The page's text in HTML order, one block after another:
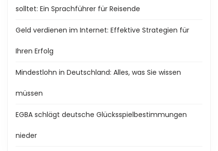
solltet: Ein Sprachführer für Reisende
Geld verdienen im Internet: Effektive Strategien für
Ihren Erfolg
Mindestlohn in Deutschland: Alles, was Sie wissen
müssen
EGBA schlägt deutsche Glücksspielbestimmungen
nieder